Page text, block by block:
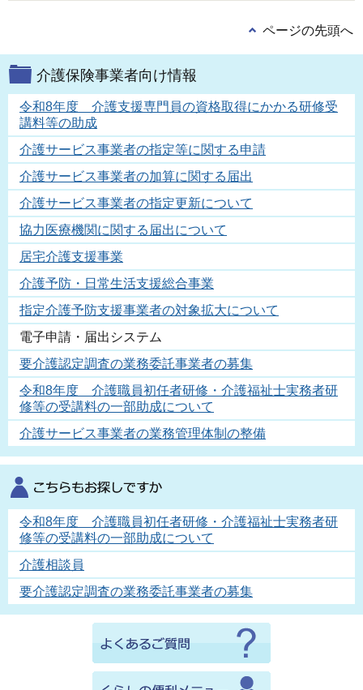
ページの先頭へ
介護保険事業者向け情報
令和8年度 介護支援専門員の資格取得にかかる研修受
講料等の助成
介護サービス事業者の指定等に関する申請
介護サービス事業者の加算に関する届出
介護サービス事業者の指定更新について
協力医療機関に関する届出について
居宅介護支援事業
介護予防・日常生活支援総合事業
指定介護予防支援事業者の対象拡大について
電子申請・届出システム
要介護認定調査の業務委託事業者の募集
令和8年度 介護職員初任者研修・介護福祉士実務者研
修等の受講料の一部助成について
介護サービス事業者の業務管理体制の整備
令和8年度 介護職員初任者研修・介護福祉士実務者研
修等の受講料の一部助成について
介護相談員
要介護認定調査の業務委託事業者の募集